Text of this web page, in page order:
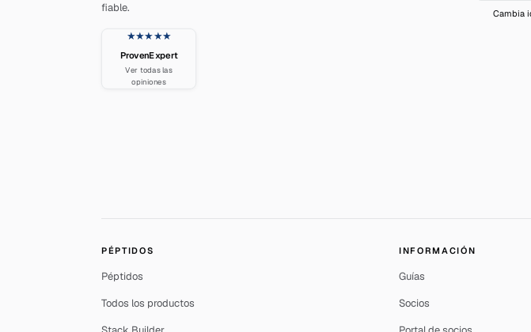
fiable.
★★★★★
ProvenExpert
Ver todas las
opiniones
Cambia
PÉPTIDOS
Péptidos
Todos los productos
INFORMACIÓN
Guías
Socios